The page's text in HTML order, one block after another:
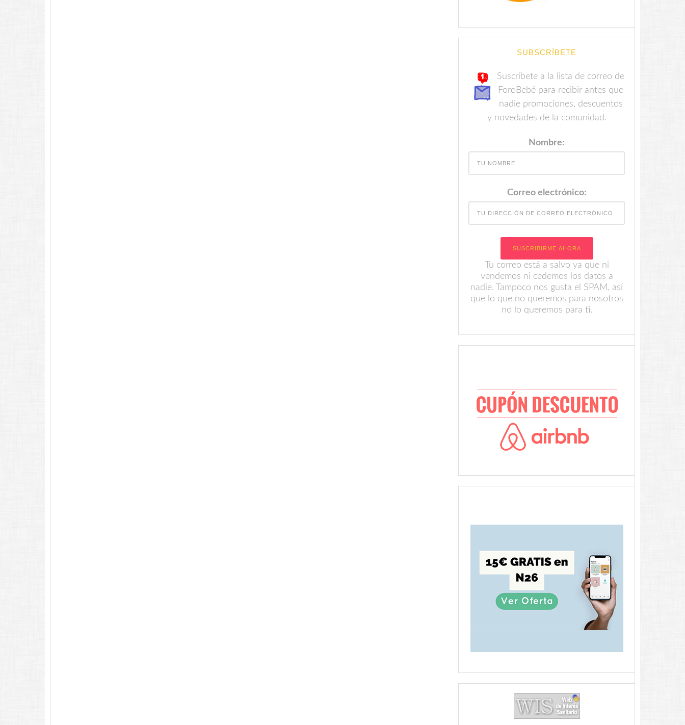
SUBSCRÍBETE
Suscríbete a la lista de correo de
ForoBebé para recibir antes que
nadie promociones, descuentos
y novedades de la comunidad.
Nombre:
Correo electrónico:
Tu correo está a salvo ya que ni
vendemos ni cedemos los datos a
nadie. Tampoco nos gusta el SPAM, así
que lo que no queremos para nosotros
no lo queremos para ti.